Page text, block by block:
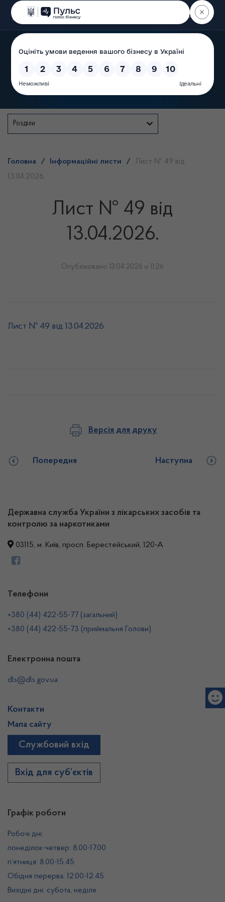
Пошук
Розділи
Головна / Інформаційні листи /
Лист № 49 від
13.04.2026.
Лист № 49 від
13.04.2026.
Опубліковано 13.04.2026 о 11:26
Лист № 49 від 13.04.2026
Версія для друку
Попередня Наступна
Державна служба України з лікарських засобів та
контролю за наркотиками
03115, м. Київ, просп. Берестейський, 120-А
Графік роботи
Робочі дні:
понеділок-четвер: 8.00-17.00
п’ятниця: 8.00-15.45
Обідня перерва: 12.00-12.45
Вихідні дні: субота, неділя
Телефони
+380 (44) 422-55-77 (загальний)
+380 (44) 422-55-73 (приймальня Голови)
Електронна пошта
dls@dls.gov.ua
Контакти
Мапа сайту
Службовий вхід
Вхід для суб’єктів